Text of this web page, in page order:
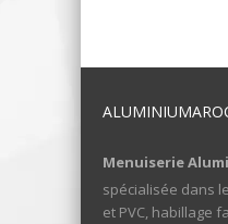
Menuiserie
spécialisée dans
et PVC, habillage